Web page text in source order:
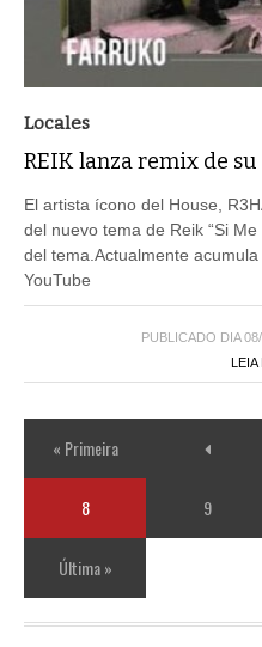
Locales
REIK lanza remix de
El artista ícono del House,
del nuevo tema de Reik “Si
del tema.Actualmente
YouTube
PUBLICADO DIA
LEIA
« Primeira
8 9
Última »